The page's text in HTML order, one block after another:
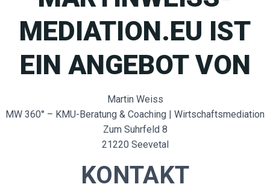
MEDIATION.EU IST
EIN ANGEBOT VON
Martin Weiss
MW 360° – KMU-Beratung & Coaching | Wirtschaftsmediation
Zum Suhrfeld 8
21220 Seevetal
KONTAKT